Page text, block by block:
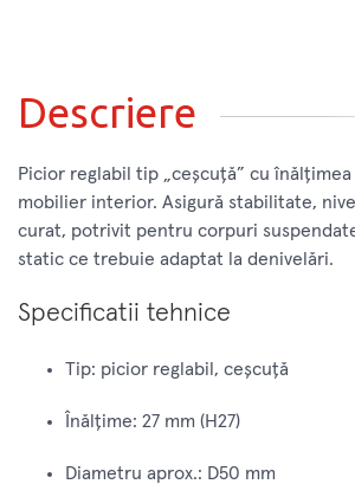
Descriere
Picior reglabil tip „ceșcuță” cu
mobilier interior. Asigură stabilitate,
curat, potrivit pentru corpuri
static ce trebuie adaptat la denivelări.
Specificatii tehnice
Tip: picior reglabil, ceșcuță
Înălțime: 27 mm (H27)
Diametru aprox.: D50 mm